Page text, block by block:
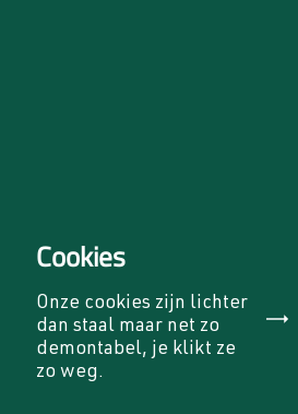
Cookies
Onze cookies zijn lichter
dan staal maar net zo
demontabel, je klikt ze
zo weg.